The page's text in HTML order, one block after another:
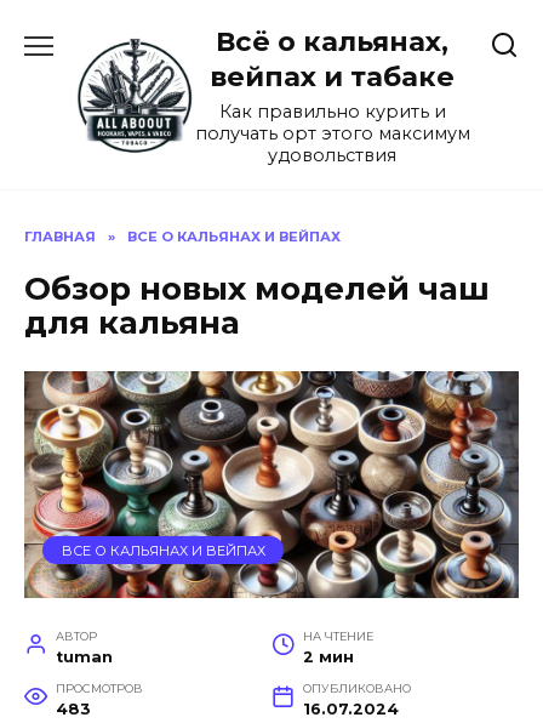
содержанию
Всё о кальянах,
вейпах и табаке
Как правильно курить и
получать орт этого максимум
удовольствия
ГЛАВНАЯ » ВСЕ О КАЛЬЯНАХ И ВЕЙПАХ
Обзор новых моделей чаш
для кальяна
ВСЕ О КАЛЬЯНАХ И ВЕЙПАХ
АВТОР
tuman
НА ЧТЕНИЕ
2 мин
ПРОСМОТРОВ
483
ОПУБЛИКОВАНО
16.07.2024